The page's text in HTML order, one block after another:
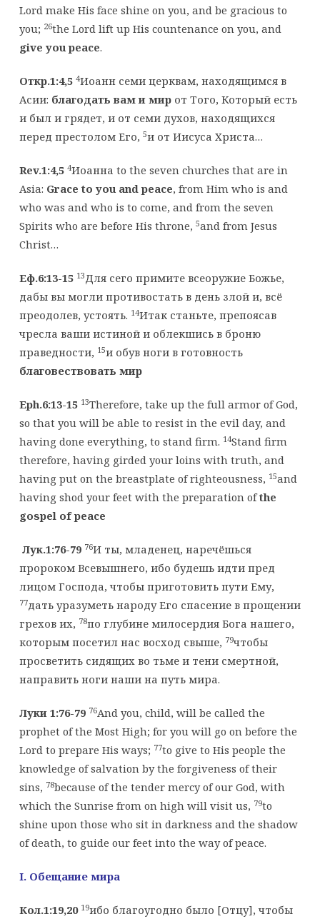
Lord make His face shine on you, and be gracious to
you; 26the Lord lift up His countenance on you, and
give you peace.
Откр.1:4,5 4Иоанн семи церквам, находящимся в
Асии: благодать вам и мирот Того, Который есть
и был и грядет, и от семи духов, находящихся
перед престолом Его, 5и от Иисуса Христа…
Rev.1:4,5 4Иоанна to the seven churches that are in
Asia: Grace to you and peace, from Him who is and
who was and who is to come, and from the seven
Spirits who are before His throne, 5and from Jesus
Christ…
Еф.6:13-15 13Для сего примите всеоружие Божье,
дабы вы могли противостать в день злой и, всё
преодолев, устоять. 14Итак станьте, препоясав
чресла ваши истиной и облекшись в броню
праведности, 15и обув ноги в готовность
благовествовать мир
Eph.6:13-15 13Therefore, take up the full armor of God,
so that you will be able to resist in the evil day, and
having done everything, to stand firm. 14Stand firm
therefore, having girded your loins with truth, and
having put on the breastplate of righteousness, 15and
having shod your feet with the preparation ofthe
gospel of peace
Лук.1:76-79 76И ты, младенец, наречёшься
пророком Всевышнего, ибо будешь идти пред
лицом Господа, чтобы приготовить пути Ему,
77дать уразуметь народу Его спасение в прощении
грехов их, 78по глубине милосердия Бога нашего,
которым посетил нас восход свыше, 79чтобы
просветить сидящих во тьме и тени смертной,
направить ноги наши на путь мира.
Луки 1:76-79 76And you, child, will be called the
prophet of the Most High; for you will go on before the
Lord to prepare His ways; 77to give to His people the
knowledge of salvation by the forgiveness of their
sins, 78because of the tender mercy of our God, with
which the Sunrise from on high will visit us, 79to
shine upon those who sit in darkness and the shadow
of death, to guide our feet into the way of peace.
I. Обещание мира
Кол.1:19,20 19ибо благоугодно было [Отцу], чтобы